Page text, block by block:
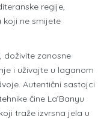
regije,
koji ne smijete
doživite zanosne
i uživajte u laganom
Autentični sastojci
čine La’Banyu
traže izvrsna jela u